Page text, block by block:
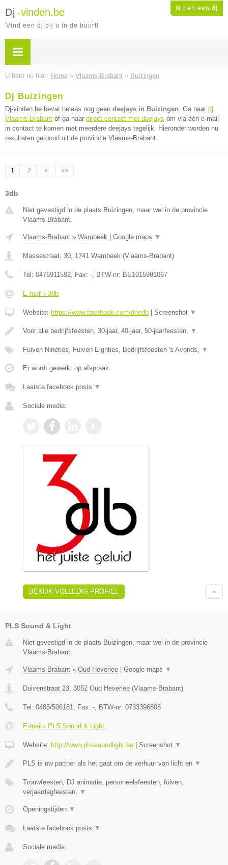
Ik ben een dj
Dj -vinden.be
Vind een dj bij u in de buurt!
U bent nu hier: Home » Vlaams-Brabant » Buizingen
Dj Buizingen
Dj-vinden.be bevat helaas nog geen deejays in Buizingen. Ga naar dj
Vlaams-Brabant of ga naar direct contact met deejays om via één e-mail
in contact te komen met meerdere deejays tegelijk. Hieronder worden nu
resultaten getoond uit de provincie Vlaams-Brabant.
1 2 » »»
3db
Niet gevestigd in de plaats Buizingen, maar wel in de provincie
Vlaams-Brabant.
Vlaams-Brabant » Wambeek Google maps ▼
Massestraat, 30, 1741 Wambeek (Vlaams-Brabant)
Tel: 0476911592, Fax: -, BTW-nr: BE1015981067
E-mail › 3db
Website: https://www.facebook.com/driedb Screenshot ▼
Voor alle bedrijfsfeesten, 30-jaar, 40-jaar, 50-jaarfeesten, ▼
Fuiven Nineties, Fuiven Eighties, Bedrijfsfeesten 's Avonds, ▼
Er wordt gewerkt op afspraak.
Laatste facebook posts ▼
Sociale media:
BEKIJK VOLLEDIG PROFIEL
PLS Sound & Light
Niet gevestigd in de plaats Buizingen, maar wel in de provincie
Vlaams-Brabant.
Vlaams-Brabant » Oud Heverlee Google maps ▼
Duivenstraat 23 3052 Oud Heverlee (Vlaams-Brabant)
Tel: 0485/506181 , Fax: - , BTW-nr: 0733396808
E-mail › PLS Sound & Light
Website: http://www.pls-soundlight.be Screenshot ▼
PLS is uw partner als het gaat om de verhuur van licht en ▼
Trouwfeesten, DJ animatie, personeelsfeesten, fuiven,
verjaardagfeesten,
▼
Openingstijden ▼
Laatste facebook posts ▼
Sociale media: